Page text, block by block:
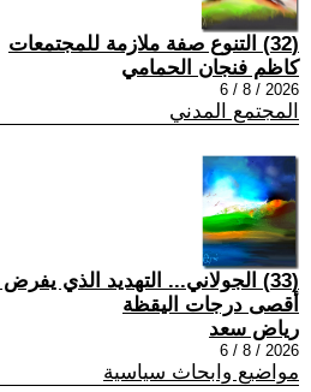
(32) التنوع صفة ملازمة للمجتمعات
كاظم فنجان الحمامي
2026 / 8 / 6
المجتمع المدني
(33) الجولاني... التهديد الذي
أقصى درجات اليقظة
رياض سعد
2026 / 8 / 6
مواضيع وابحاث سياسية